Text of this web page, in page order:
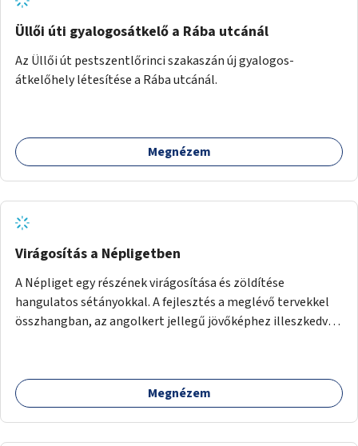
Üllői úti gyalogosátkelő a Rába utcánál
Az Üllői út pestszentlőrinci szakaszán új gyalogos-
átkelőhely létesítése a Rába utcánál.
Megnézem
Virágosítás a Népligetben
A Népliget egy részének virágosítása és zöldítése
hangulatos sétányokkal. A fejlesztés a meglévő tervekkel
összhangban, az angolkert jellegű jövőképhez illeszkedve
Megnézem